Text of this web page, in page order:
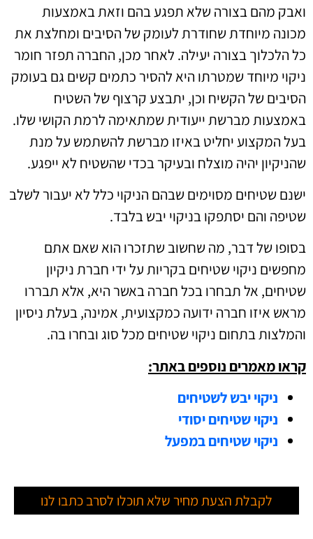
ואבק מהם בצורה שלא תפגע בהם וזאת באמצעות
מכונה מיוחדת שחודרת לעומק של הסיבים ומחלצת את
כל הלכלוך בצורה יעילה. לאחר מכן, החברה תפזר חומר
ניקוי מיוחד שמטרתו היא להסיר כתמים קשים גם בעומק
הסיבים של הקשיח וכן, יתבצע קרצוף של השטיח
באמצעות מברשת ייעודית שמתאימה לרמת הקושי שלו.
בעל המקצוע יחליט באיזו מברשת להשתמש על מנת
שהניקיון יהיה מוצלח ובעיקר בכדי שהשטיח לא ייפגע.
ישנם שטיחים מסוימים שבהם הניקוי כלל לא יעבור לשלב
שטיפה והם יסתפקו בניקוי יבש בלבד.
בסופו של דבר, מה שחשוב שתזכרו הוא שאם אתם
מחפשים ניקוי שטיחים בקריות על ידי חברת ניקיון
שטיחים, אל תבחרו בכל חברה באשר היא, אלא תבררו
מראש איזו חברה ידועה כמקצועית, אמינה, בעלת ניסיון
והמלצות בתחום ניקוי שטיחים מכל סוג ובחרו בה.
קראו מאמרים נוספים באתר:
ניקוי יבש לשטיחים
ניקוי שטיחים יסודי
ניקוי שטיחים במפעל
לקבלת הצעת מחיר שלא תוכלו לסרב כתבו לנו